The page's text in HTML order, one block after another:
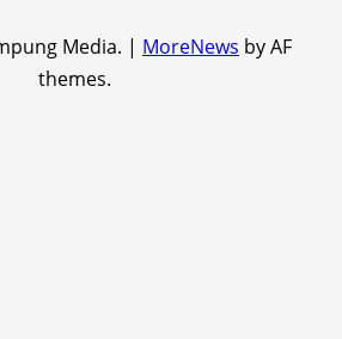
Media. | MoreNews by AF
themes.